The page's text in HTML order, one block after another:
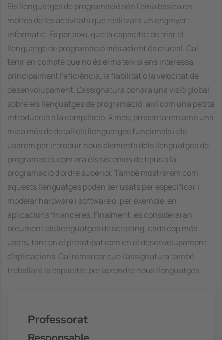
Els llenguatges de programació són l'eina bàsica en
moltes de les activitats que realitzarà un enginyer
informàtic. És per això, que la capacitat de triar el
llenguatge de programació més adient és crucial. Cal
tenir en compte que no és el mateix si ens interessa
principalment l'eficiència, la fiabilitat o la velocitat de
desenvolupament. L'assignatura donarà una visió global
sobre els llenguatges de programació, així com una petita
introducció a la compilació. A més, presentarem amb una
mica més de detall els llenguatges funcionals i els
usarem per introduir nous elements dels llenguatges de
programació, com ara els sistemes de tipus o la
programació d'ordre superior. També mostrarem com
aquests llenguatges poden ser usats per especificar i
modelar hardware i software o, per exemple, en
aplicacions financeres. Finalment, es consideraran
breument els llenguatges de scripting, cada cop més
usats, tant en el prototipat com en el desenvolupament
d'aplicacions. Cal remarcar que l'assignatura també
treballarà la capacitat per aprendre nous llenguatges.
Professorat
Responsable